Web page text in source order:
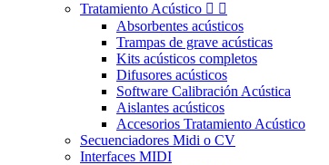
Tratamiento Acústico  
Absorbentes acústicos
Trampas de grave acústicas
Kits acústicos completos
Difusores acústicos
Software Calibración Acústica
Aislantes acústicos
Accesorios Tratamiento Acústico
Secuenciadores Midi o CV
Interfaces MIDI